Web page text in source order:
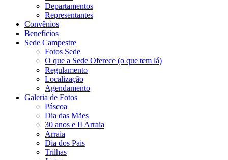
Departamentos
Representantes
Convênios
Benefícios
Sede Campestre
Fotos Sede
O que a Sede Oferece (o que tem lá)
Regulamento
Localização
Agendamento
Galeria de Fotos
Páscoa
Dia das Mães
30 anos e II Arraia
Arraia
Dia dos Pais
Trilhas